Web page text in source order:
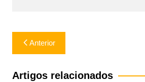
Navegação
de
Post
Anterior
Artigos relacionados